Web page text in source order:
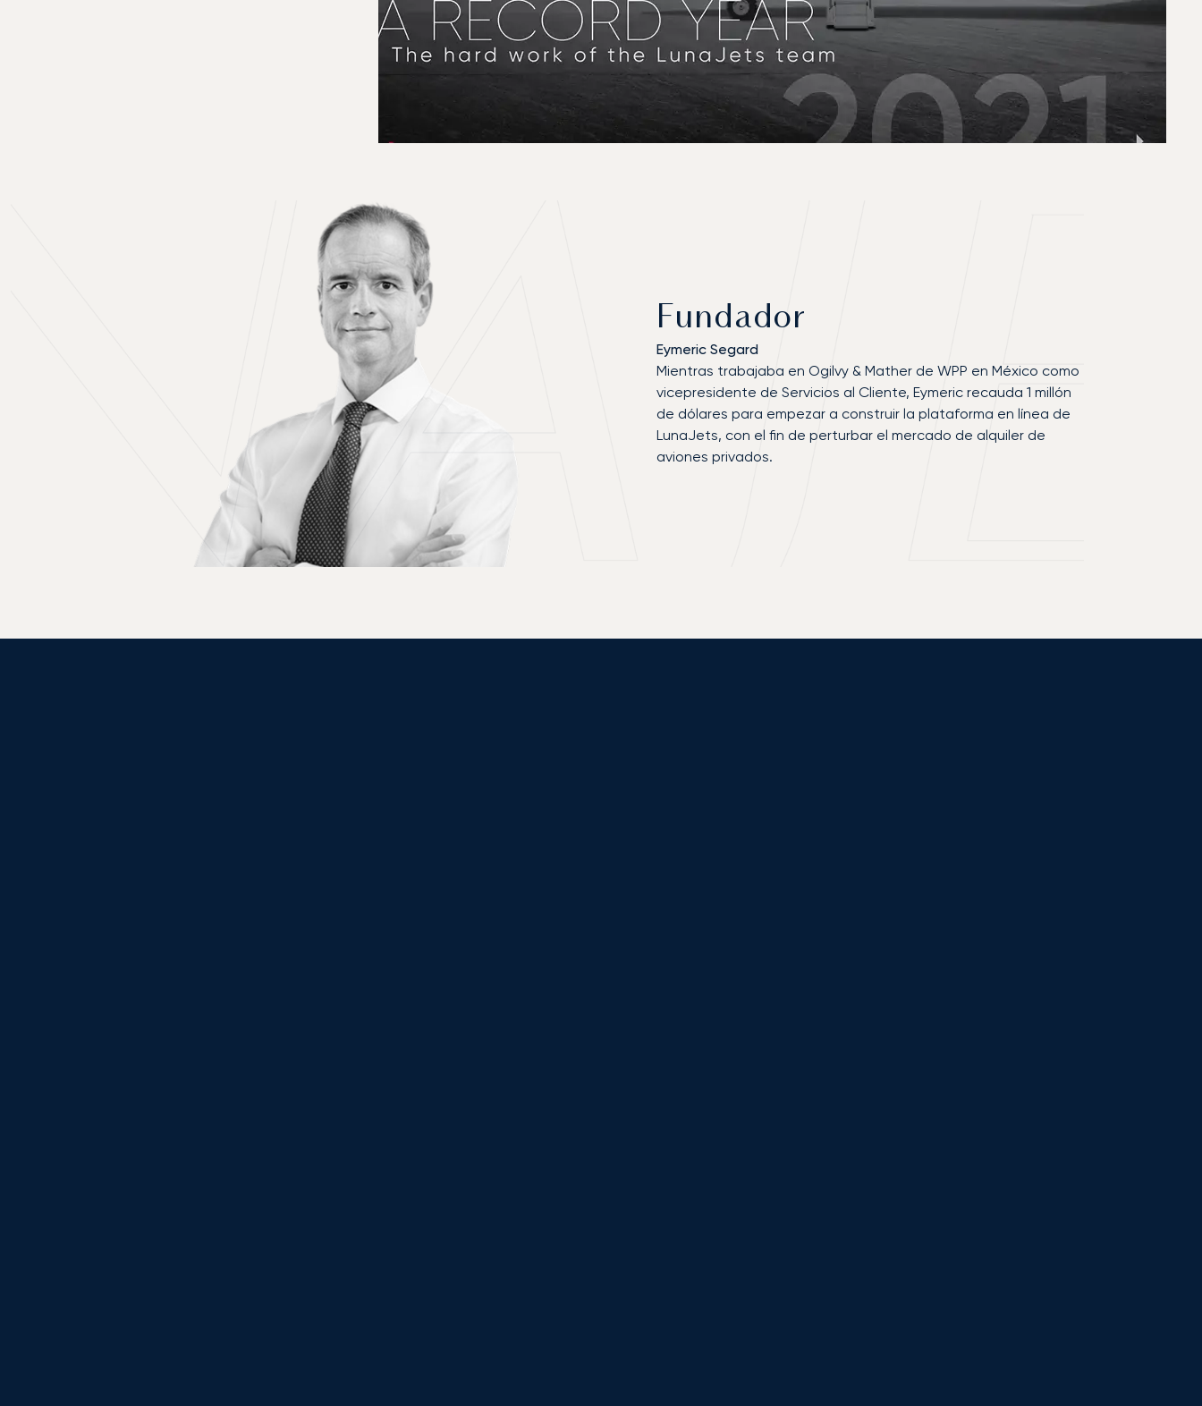
Fundador
Eymeric Segard
Mientras trabajaba en Ogilvy & Mather de WPP en México como
vicepresidente de Servicios al Cliente, Eymeric recauda 1 millón
de dólares para empezar a construir la plataforma en línea de
LunaJets, con el fin de perturbar el mercado de alquiler de
aviones privados.